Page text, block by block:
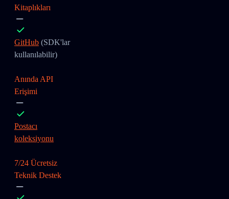
Kitaplıkları
GitHub (SDK'lar
kullanılabilir)
Anında API
Erişimi
Postacı
koleksiyonu
7/24 Ücretsiz
Teknik Destek